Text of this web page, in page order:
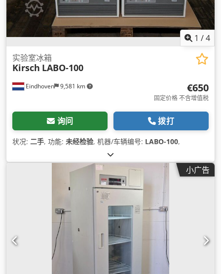
1 /4
Eindhoven 9,581 km
实验室冰箱
Kirsch LABO-100
€650
固定价格 不含增值税
询问 拨打
状况: 二手, 功能: 未经检验, 机器/车辆编号: LABO-100,
小广告